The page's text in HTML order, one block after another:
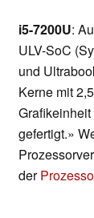
i5-7200U:
ULV-SoC
und
Kerne mit
gefertigt.»
der